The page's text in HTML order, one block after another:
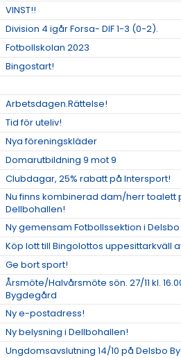
VINST!!
Division 4 igår Forsa- DIF 1-3 (0-2).
Fotbollskolan 2023
Bingostart!
Arbetsdagen.Rättelse!
Tid för uteliv!
Nya föreningskläder
Domarutbildning 9 mot 9
Clubdagar, 25% rabatt på Intersport!
Nu finns kombinerad dam/herr toalett
Dellbohallen!
Ny gemensam Fotbollssektion i Delsbo
Köp lott till Bingolottos uppesittarkväll
Ge bort sport!
Årsmöte/Halvårsmöte sön. 27/11 kl.
Bygdegård
Ny e-postadress!
Ny belysning i Dellbohallen!
Ungdomsavslutning 14/10 på Delsbo